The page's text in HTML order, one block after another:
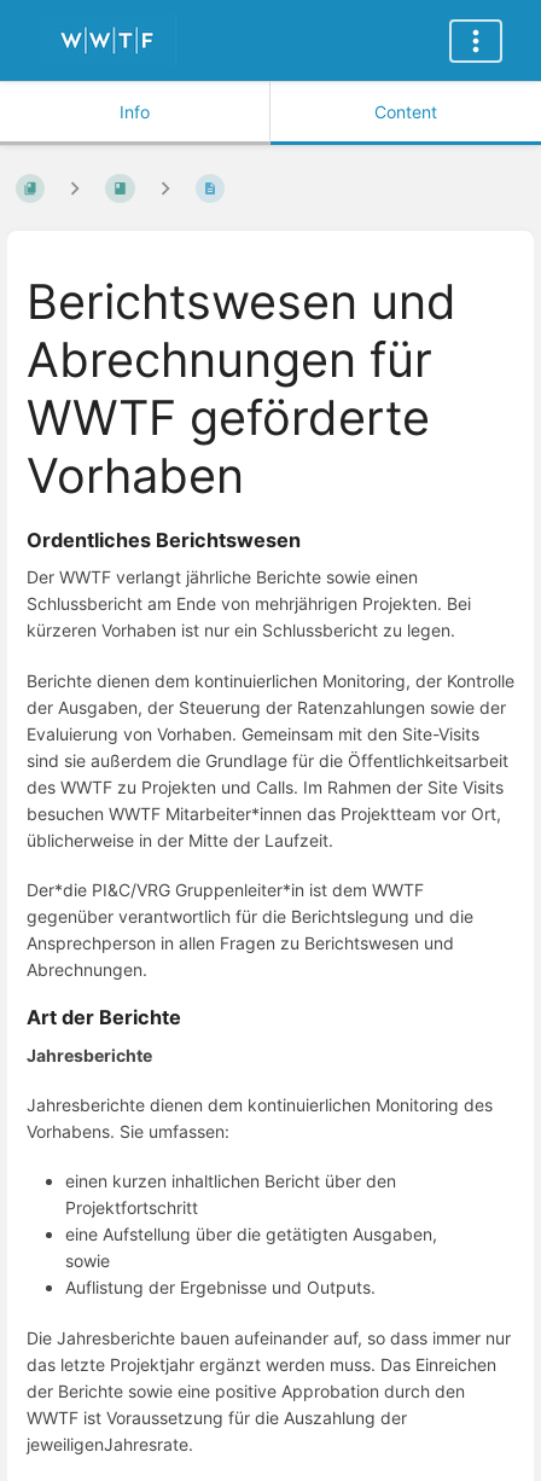
Info Content
Berichtswesen und
Abrechnungen für
WWTF geförderte
Vorhaben
Ordentliches Berichtswesen
Der WWTF verlangt jährliche Berichte sowie einen
Schlussbericht am Ende von mehrjährigen Projekten. Bei
kürzeren Vorhaben ist nur ein Schlussbericht zu legen.
Berichte dienen dem kontinuierlichen Monitoring, der Kontrolle
der Ausgaben, der Steuerung der Ratenzahlungen sowie der
Evaluierung von Vorhaben. Gemeinsam mit den Site-Visits
sind sie außerdem die Grundlage für die Öffentlichkeitsarbeit
des WWTF zu Projekten und Calls. Im Rahmen der Site Visits
besuchen WWTF Mitarbeiter*innen das Projektteam vor Ort,
üblicherweise in der Mitte der Laufzeit.
Der*die PI&C/VRG Gruppenleiter*in ist dem WWTF
gegenüber verantwortlich für die Berichtslegung und die
Ansprechperson in allen Fragen zu Berichtswesen und
Abrechnungen.
Art der Berichte
Jahresberichte
Jahresberichte dienen dem kontinuierlichen Monitoring des
Vorhabens. Sie umfassen:
einen kurzen inhaltlichen Bericht über den
Projektfortschritt
eine Aufstellung über die getätigten Ausgaben,
sowie
Auflistung der Ergebnisse und Outputs.
Die Jahresberichte bauen aufeinander auf, so dass immer nur
das letzte Projektjahr ergänzt werden muss. Das Einreichen
der Berichte sowie eine positive Approbation durch den
WWTF ist Voraussetzung für die Auszahlung der
jeweiligenJahresrate.